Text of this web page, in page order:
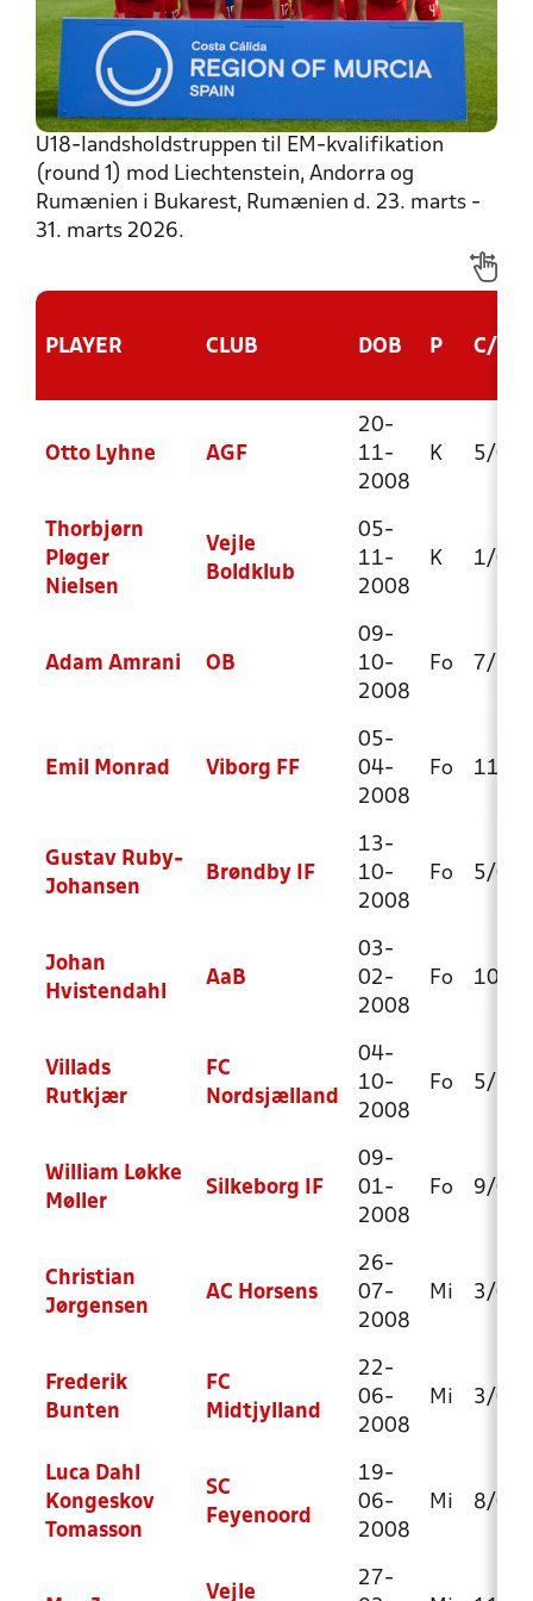
U18-landsholdstruppen til EM-kvalifikation
(round 1) mod Liechtenstein, Andorra og
Rumænien i Bukarest, Rumænien d. 23. marts -
31. marts 2026.
PLAYER CLUB DOB P C/G
Otto Lyhne AGF
20-
11-
2008
K 5/0
Thorbjørn
Pløger
Nielsen
Vejle
Boldklub
05-
11-
2008
K 1/0
Adam Amrani OB
09-
10-
2008
Fo 7/1
Emil Monrad Viborg FF
05-
04-
2008
Fo 11/0
Gustav Ruby-
Johansen
Brøndby IF
13-
10-
2008
Fo 5/0
Johan
Hvistendahl
AaB
03-
02-
2008
Fo 10/1
Villads
Rutkjær
FC
Nordsjælland
04-
10-
2008
Fo 5/2
William Løkke
Møller
Silkeborg IF
09-
01-
2008
Fo 9/0
Christian
Jørgensen
AC Horsens
26-
07-
2008
Mi 3/0
Frederik
Bunten
FC
Midtjylland
22-
06-
2008
Mi 3/0
Luca Dahl
Kongeskov
Tomasson
SC
Feyenoord
19-
06-
2008
Mi 8/0
Vejle
27-